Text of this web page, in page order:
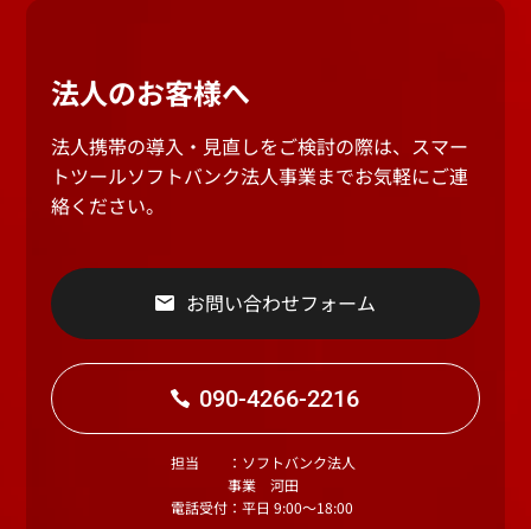
法人のお客様へ
法人携帯の導入・見直しをご検討の際は、スマー
トツールソフトバンク法人事業までお気軽にご連
絡ください。
お問い合わせフォーム
090-4266-2216
担当
：ソフトバンク法人
事業 河田
電話受付 ：平日 9:00～18:00